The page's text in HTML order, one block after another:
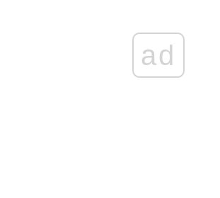
ad